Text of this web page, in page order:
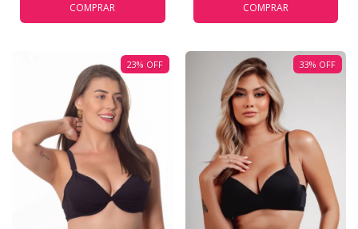
COMPRAR COMPRAR
23% OFF 33% OFF